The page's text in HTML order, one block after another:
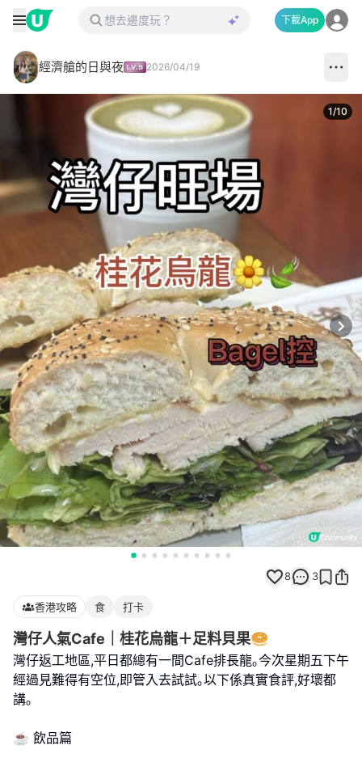
下載App
經濟艙的日與夜 2026/04/19
1/10
8 3
香港攻略 食 打卡
灣仔人氣Cafe｜桂花烏龍＋足料貝果🥯
灣仔返工地區,平日都總有一間Cafe排長龍｡今次星期五下午
經過見難得有空位,即管入去試試｡以下係真實食評,好壞都
講｡
☕️ 飲品篇